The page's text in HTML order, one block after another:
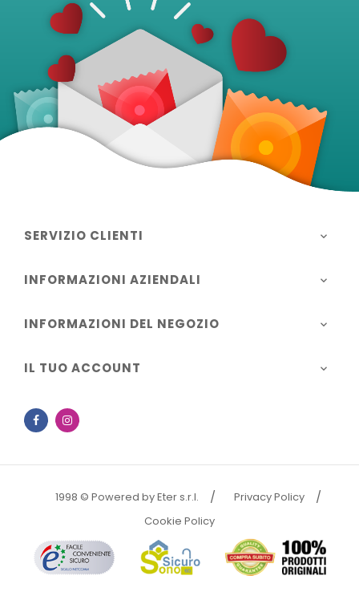
SERVIZIO CLIENTI 
INFORMAZIONI AZIENDALI 
INFORMAZIONI DEL NEGOZIO 
IL TUO ACCOUNT 
Facebook
1998 © Powered by Eter s.r.l.
Privacy Policy
Cookie Policy